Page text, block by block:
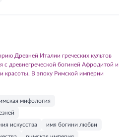
Древней Италии греческих культов
с древнегреческой богиней Афродитой и
красоты. В эпоху Римской империи
мифология
искусства
имя богини любви